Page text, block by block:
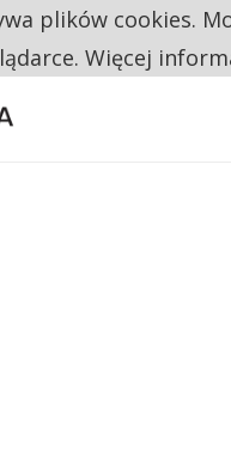
Z EMERYTURY
plików cookies.
Więcej